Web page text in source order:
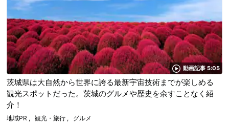
動画記事 5:05
茨城県は大自然から世界に誇る最新宇宙技術までが楽しめる
観光スポットだった。茨城のグルメや歴史を余すことなく紹
介！
地域PR 観光・旅行
グルメ